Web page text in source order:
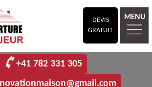
DEVIS
GRATUIT
MENU
+41 782 331 305